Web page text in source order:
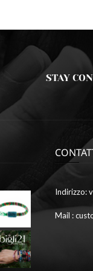
STAY
9,
2023
galleria1
9,
2023
galleria7
Indirizzo:
Mail :